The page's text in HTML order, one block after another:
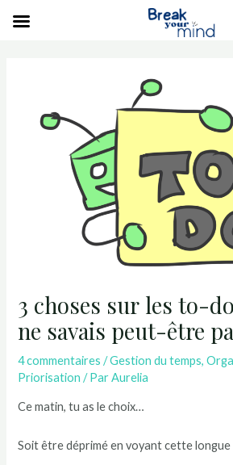
3 choses sur les to-
ne savais peut-être
4 commentaires /Gestion du temps,
Priorisation / ParAurelia
Ce matin, tu as le choix…
Soit être déprimé en voyant cette